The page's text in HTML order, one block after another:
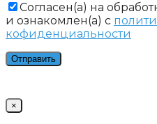
Cогласен(а) на
и ознакомлен(а) с
кофиденциальности
×